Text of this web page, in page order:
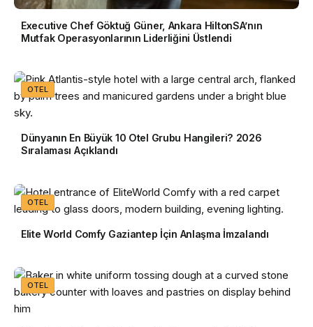
Executive Chef Göktuğ Güner, Ankara HiltonSA’nın
Mutfak Operasyonlarının Liderliğini Üstlendi
OTEL
Dünyanın En Büyük 10 Otel Grubu Hangileri? 2026
Sıralaması Açıklandı
OTEL
Elite World Comfy Gaziantep İçin Anlaşma İmzalandı
OTEL